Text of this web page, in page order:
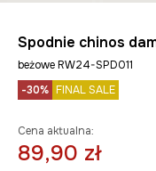
Spodnie chinos
beżowe RW24-SPD011
-30% FINAL SALE
Cena aktualna:
89,90 zł